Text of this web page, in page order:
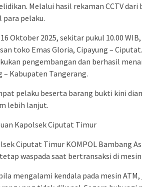
Melalui hasil rekaman CCTV
pelaku.
16 Oktober 2025, sekitar pukul 10.00
toko Emas Gloria, Cipayung –
pengembangan dan berhasil
– Kabupaten Tangerang.
pelaku beserta barang bukti kini
lebih lanjut.
Kapolsek Ciputat Timur
Ciputat Timur KOMPOL Bambang
waspada saat bertransaksi di mesin
mengalami kendala pada mesin